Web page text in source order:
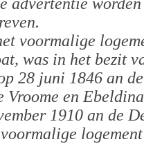
voormalige
was in het bezit
28 juni 1846 an
Vroome en
1910 an de